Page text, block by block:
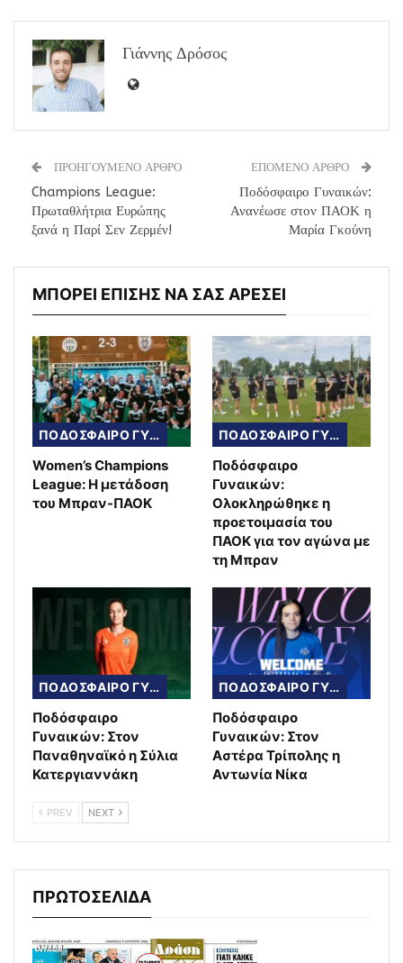
Γιάννης Δρόσος
ΠΡΟΗΓΟΥΜΕΝΟ ΑΡΘΡΟ
Champions League:
Πρωταθλήτρια Ευρώπης
ξανά η Παρί Σεν Ζερμέν!
ΕΠΟΜΕΝΟ ΑΡΘΡΟ
Ποδόσφαιρο Γυναικών:
Ανανέωσε στον ΠΑΟΚ η
Μαρία Γκούνη
ΜΠΟΡΕΙ ΕΠΙΣΗΣ ΝΑ ΣΑΣ ΑΡΕΣΕΙ
ΠΟΔΟΣΦΑΙΡΟ ΓΥΝΑΙΚΩΝ
Women’s Champions
League: Η μετάδοση
του Μπραν-ΠΑΟΚ
ΠΟΔΟΣΦΑΙΡΟ ΓΥΝΑΙΚΩΝ
Ποδόσφαιρο
Γυναικών:
Ολοκληρώθηκε η
προετοιμασία του
ΠΑΟΚ για τον αγώνα με
τη Μπραν
ΠΟΔΟΣΦΑΙΡΟ ΓΥΝΑΙΚΩΝ
Ποδόσφαιρο
Γυναικών: Στον
Παναθηναϊκό η Σύλια
Κατεργιαννάκη
ΠΟΔΟΣΦΑΙΡΟ ΓΥΝΑΙΚΩΝ
Ποδόσφαιρο
Γυναικών: Στον
Αστέρα Τρίπολης η
Αντωνία Νίκα
PREV NEXT
ΠΡΩΤΟΣΕΛΙΔΑ